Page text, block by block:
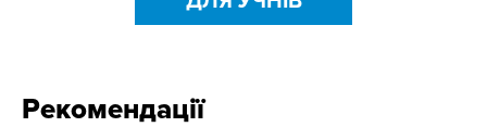
Рекомендації